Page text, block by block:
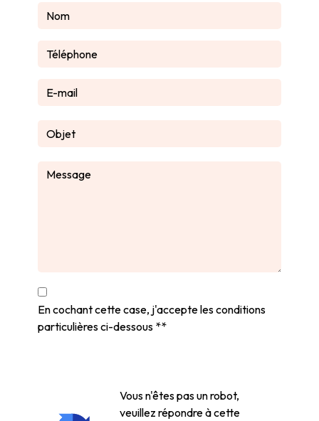
En cochant cette case, j'accepte les conditions
particulières ci-dessous **
Vous n'êtes pas un robot,
veuillez répondre à cette